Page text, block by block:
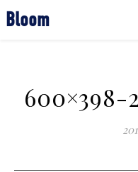
Bloom
600×398-